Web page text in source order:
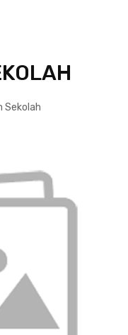
Sekolah